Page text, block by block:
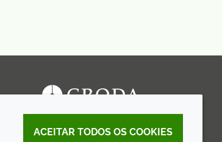
ACEITAR TODOS OS COOKIES